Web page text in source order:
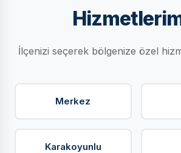
İlçenizi seçerek bölgenize özel
Merkez
Karakoyunlu